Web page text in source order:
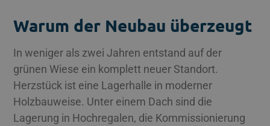
Warum der Neubau überzeugt
In weniger als zwei Jahren entstand auf der
grünen Wiese ein komplett neuer Standort.
Herzstück ist eine Lagerhalle in moderner
Holzbauweise. Unter einem Dach sind die
Lagerung in Hochregalen, die Kommissionierung